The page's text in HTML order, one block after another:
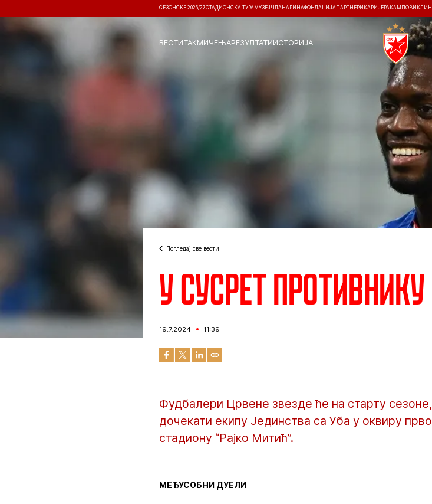
СЕЗОНСКЕ 2026/27СТАДИОНСКА ТУРА МУЗЕЈ ЧЛАНАРИНАФОНДАЦИЈА ПАРТНЕРИ КАРИЈЕРА КАМПОВИ
ВЕСТИТАКМИЧЕЊАРЕЗУЛТАТИИСТОРИЈА
Погледај све вести
У сусрет
19.7.2024 11:39
Фудбалери Црвене звезде ће на старту
дочекати екипу Јединства са Уба у оквиру
стадиону “Рајко Митић”.
МЕЂУСОБНИ ДУЕЛИ